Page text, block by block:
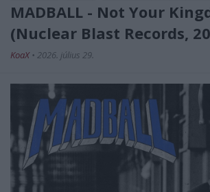
MADBALL - Not Your
(Nuclear Blast Records,
KoaX • 2026. július 29.